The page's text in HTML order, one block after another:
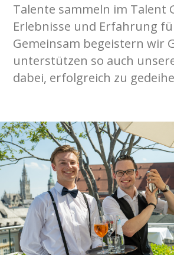
Talente sammeln im Talent
Erlebnisse und Erfahrung
Gemeinsam begeistern wir
unterstützen so auch
dabei, erfolgreich zu